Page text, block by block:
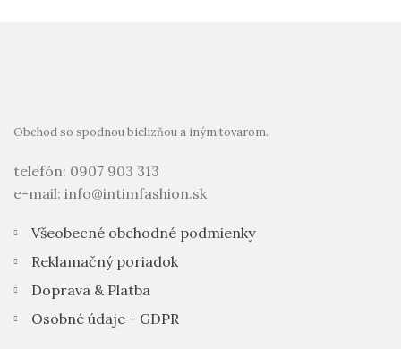
Obchod so spodnou bielizňou a iným tovarom.
telefón: 0907 903 313
e-mail: info@intimfashion.sk
Všeobecné obchodné podmienky
Reklamačný poriadok
Doprava & Platba
Osobné údaje - GDPR